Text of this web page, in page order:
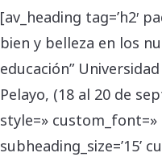
[av_heading tag=’h2′
bien y belleza en los
educación”
Pelayo, (18 al 20 de
style=» custom_font=»
subheading_size=’15’